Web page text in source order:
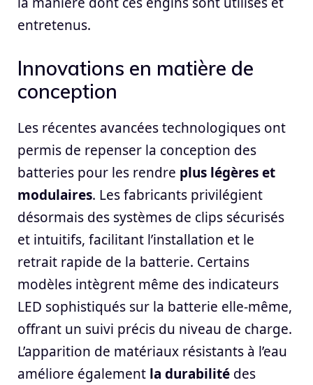
entretenus.
Innovations en matière de
conception
Les récentes avancées technologiques ont
permis de repenser la conception des
batteries pour les rendre plus légères et
modulaires. Les fabricants privilégient
désormais des systèmes de clips sécurisés
et intuitifs, facilitant l’installation et le
retrait rapide de la batterie. Certains
modèles intègrent même des indicateurs
LED sophistiqués sur la batterie elle-même,
offrant un suivi précis du niveau de charge.
L’apparition de matériaux résistants à l’eau
améliore également la durabilité des